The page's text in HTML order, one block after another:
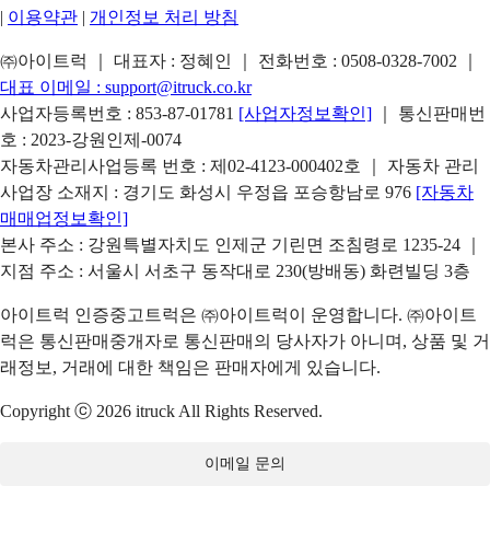
| 이용약관 | 개인정보 처리 방침
㈜아이트럭 ｜ 대표자 : 정혜인 ｜ 전화번호 : 0508-0328-7002
대표 이메일 : support@itruck.co.kr
사업자등록번호 : 853-87-01781 [사업자정보확인]
｜ 통신판매번
호 : 2023-강원인제-0074
자동차관리사업등록 번호 : 제02-4123-000402호 ｜ 자동차 관리
사업장 소재지 : 경기도 화성시 우정읍 포승항남로 976 [자동차
매매업정보확인]
본사 주소 : 강원특별자치도 인제군 기린면 조침령로 1235-24 ｜
지점 주소 : 서울시 서초구 동작대로 230(방배동) 화련빌딩 3층
아이트럭 인증중고트럭은 ㈜아이트럭이 운영합니다. ㈜아이트
럭은 통신판매중개자로 통신판매의 당사자가 아니며, 상품 및 거
래정보, 거래에 대한 책임은 판매자에게 있습니다.
Copyright ⓒ 2026 itruck All Rights Reserved.
이메일 문의